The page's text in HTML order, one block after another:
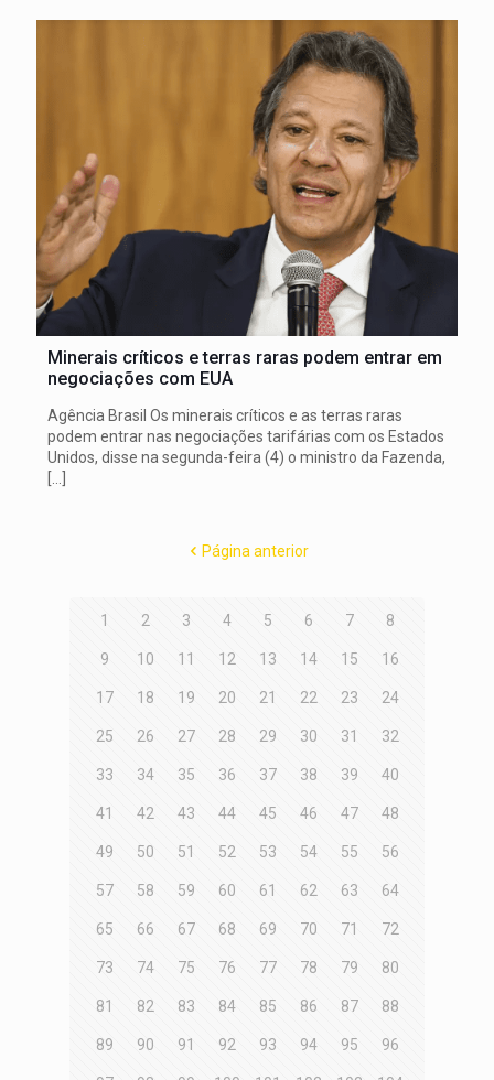
Minerais críticos e terras raras podem entrar em
negociações com EUA
Agência Brasil Os minerais críticos e as terras raras
podem entrar nas negociações tarifárias com os Estados
Unidos, disse na segunda-feira (4) o ministro da Fazenda,
[…]
Página anterior
1 2 3 4 5 6 7 8
9 10 11 12 13 14 15 16
17 18 19 20 21 22 23 24
25 26 27 28 29 30 31 32
33 34 35 36 37 38 39 40
41 42 43 44 45 46 47 48
49 50 51 52 53 54 55 56
57 58 59 60 61 62 63 64
65 66 67 68 69 70 71 72
73 74 75 76 77 78 79 80
81 82 83 84 85 86 87 88
89 90 91 92 93 94 95 96